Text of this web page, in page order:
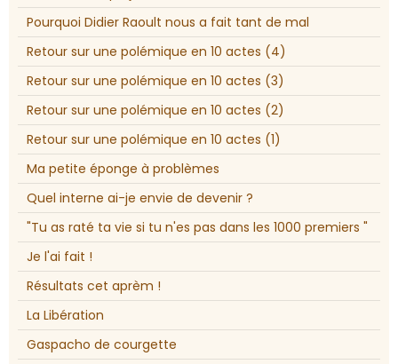
Pourquoi Didier Raoult nous a fait tant de mal
Retour sur une polémique en 10 actes (4)
Retour sur une polémique en 10 actes (3)
Retour sur une polémique en 10 actes (2)
Retour sur une polémique en 10 actes (1)
Ma petite éponge à problèmes
Quel interne ai-je envie de devenir ?
"Tu as raté ta vie si tu n'es pas dans les 1000 premiers "
Je l'ai fait !
Résultats cet aprèm !
La Libération
Gaspacho de courgette